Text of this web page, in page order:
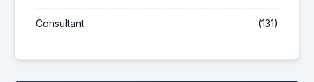
Consultant (131)